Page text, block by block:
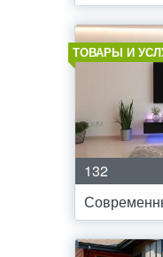
ТОВАРЫ И
132